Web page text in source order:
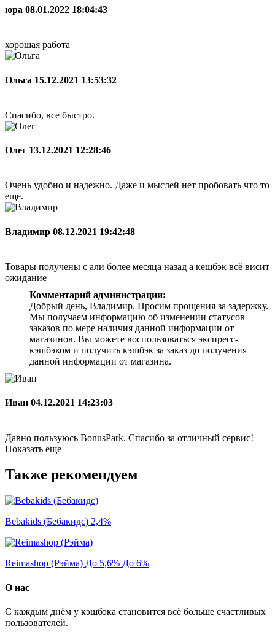
юра 08.01.2022 18:04:43
хорошая работа
Ольга 15.12.2021 13:53:32
Спасибо, все быстро.
Олег 13.12.2021 12:28:46
Очень удобно и надежно. Даже и мыслей нет пробовать что то
еще.
Владимир 08.12.2021 19:42:48
Товары получены с али более месяца назад а кешбэк всё висит
ожидание
Комментарий администрации:
Добрый день, Владимир. Просим прощения за задержку.
Мы получаем информацию об изменении статусов
заказов по мере наличия данной информации от
магазинов. Вы можете воспользоваться экспресс-
кэшбэком и получить кэшбэк за заказ до получения
данной информации от магазина.
Иван 04.12.2021 14:23:03
Давно пользуюсь BonusPark. Спасибо за отличный сервис!
Показать еще
Также рекомендуем
Bebakids (Бебакидс) 2,4%
Reimashop (Рэйма) До 5,6% До 6%
О нас
С каждым днём у кэшбэка становится всё больше счастливых
пользователей.